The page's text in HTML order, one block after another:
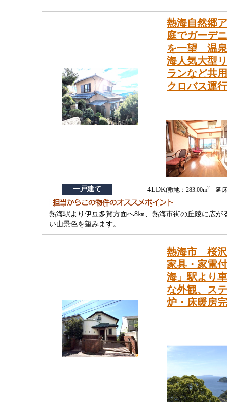
熱海自然郷
庭でガーデ
を一望 温
海人気大型
ランなど共
クロバス運
一戸建て 4LDK(敷地：283.00m2 延床
熱海駅より伊豆多賀方面へ8㎞、熱海市街の丘陵に広
い山景色を望みます。
熱海市 桜
家具・家電
海」駅より
な外観、ス
炉・床暖房